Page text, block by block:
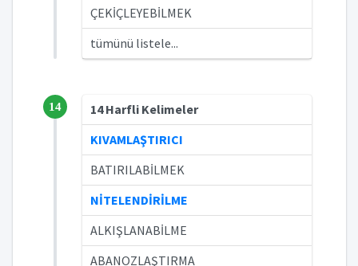
ÇEKİÇLEYEBİLMEK
tümünü listele...
14
14 Harfli Kelimeler
KIVAMLAŞTIRICI
BATIRILABİLMEK
NİTELENDİRİLME
ALKIŞLANABİLME
ABANOZLAŞTIRMA